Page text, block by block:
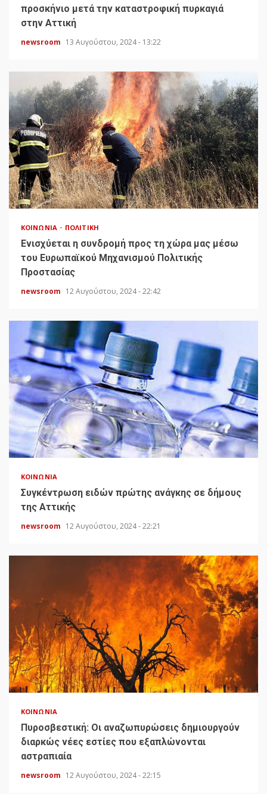
προσκήνιο μετά την καταστροφική πυρκαγιά
στην Αττική
newsroom 13 Αυγούστου, 2024 - 13:22
ΚΟΙΝΩΝΊΑ ΠΟΛΙΤΙΚΉ
Ενισχύεται η συνδρομή προς τη χώρα μας μέσω
του Ευρωπαϊκού Μηχανισμού Πολιτικής
Προστασίας
newsroom 12 Αυγούστου, 2024 - 22:42
ΚΟΙΝΩΝΊΑ
Συγκέντρωση ειδών πρώτης ανάγκης σε δήμους
της Αττικής
newsroom 12 Αυγούστου, 2024 - 22:21
ΚΟΙΝΩΝΊΑ
Πυροσβεστική: Οι αναζωπυρώσεις δημιουργούν
διαρκώς νέες εστίες που εξαπλώνονται
αστραπιαία
newsroom 12 Αυγούστου, 2024 - 22:15